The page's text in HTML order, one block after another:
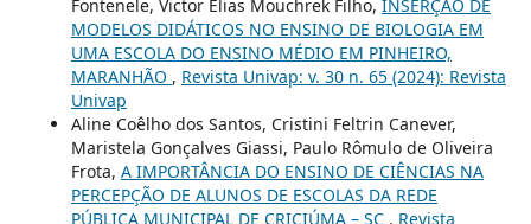
Fontenele, Victor Elias Mouchrek Filho, INSERÇÃO DE
MODELOS DIDÁTICOS NO ENSINO DE BIOLOGIA EM
UMA ESCOLA DO ENSINO MÉDIO EM PINHEIRO,
MARANHÃO , Revista Univap: v. 30 n. 65 (2024): Revista
Univap
Aline Coêlho dos Santos, Cristini Feltrin Canever,
Maristela Gonçalves Giassi, Paulo Rômulo de Oliveira
Frota, A IMPORTÂNCIA DO ENSINO DE CIÊNCIAS NA
PERCEPÇÃO DE ALUNOS DE ESCOLAS DA REDE
PÚBLICA MUNICIPAL DE CRICIÚMA – SC , Revista